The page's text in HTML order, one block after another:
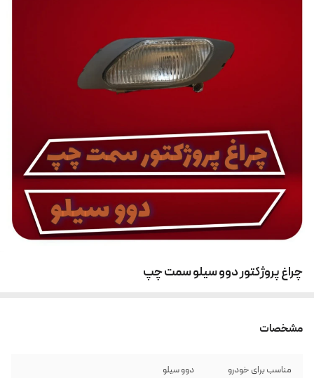
چراغ پروژکتور دوو سیلو سمت چپ
مشخصات
مناسب برای خودرو دوو سیلو